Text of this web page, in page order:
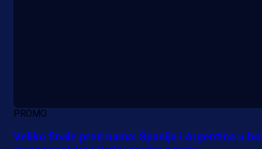
PROMO
Veliko finale pred nama: Španija i Argentina u